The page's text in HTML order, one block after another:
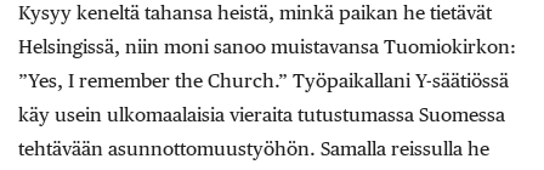
Kysyy keneltä tahansa heistä, minkä paikan he tietävät
Helsingissä, niin moni sanoo muistavansa Tuomiokirkon:
”Yes, I remember the Church.” Työpaikallani Y-säätiössä
käy usein ulkomaalaisia vieraita tutustumassa Suomessa
tehtävään asunnottomuustyöhön. Samalla reissulla he